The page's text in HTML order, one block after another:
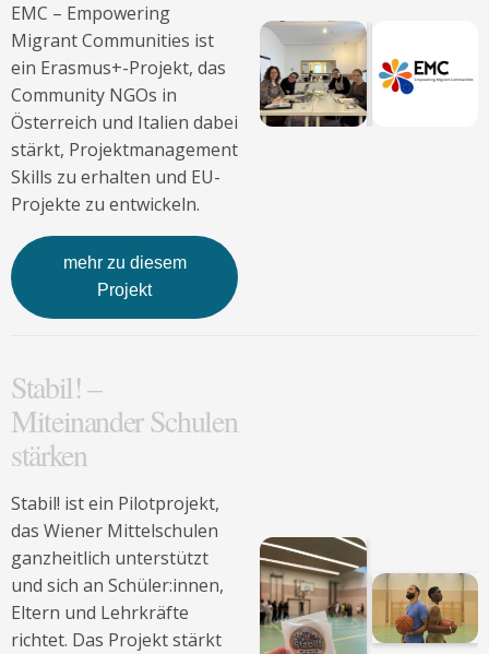
EMC – Empowering
Migrant Communities ist
ein Erasmus+-Projekt, das
Community NGOs in
Österreich und Italien dabei
stärkt, Projektmanagement
Skills zu erhalten und EU-
Projekte zu entwickeln.
mehr zu diesem
Projekt
Stabil! –
Miteinander Schulen
stärken
Stabil! ist ein Pilotprojekt,
das Wiener Mittelschulen
ganzheitlich unterstützt
und sich an Schüler:innen,
Eltern und Lehrkräfte
richtet. Das Projekt stärkt